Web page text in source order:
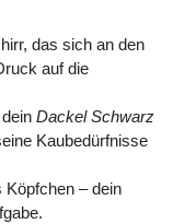
das sich an den
auf die
Dackel Schwarz
Kaubedürfnisse
Köpfchen – dein